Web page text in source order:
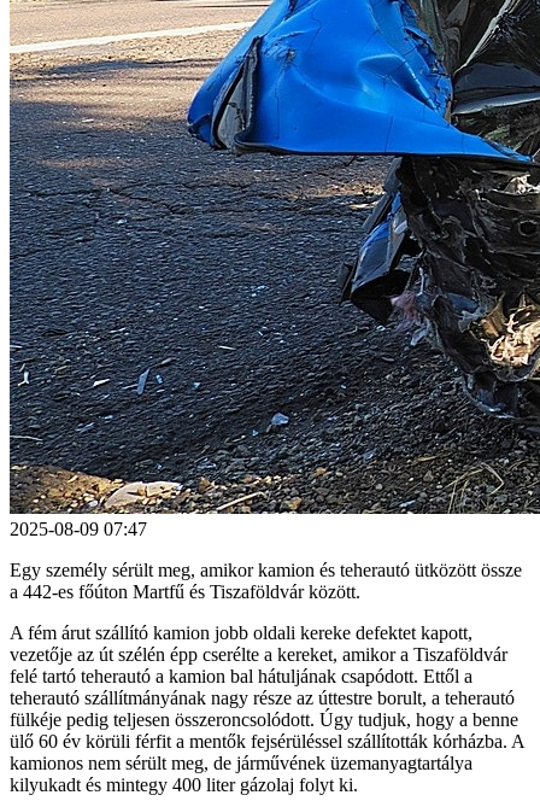
2025-08-09 07:47
Egy személy sérült meg, amikor kamion és teherautó ütközött össze
a 442-es főúton Martfű és Tiszaföldvár között.
A fém árut szállító kamion jobb oldali kereke defektet kapott,
vezetője az út szélén épp cserélte a kereket, amikor a Tiszaföldvár
felé tartó teherautó a kamion bal hátuljának csapódott. Ettől a
teherautó szállítmányának nagy része az úttestre borult, a teherautó
fülkéje pedig teljesen összeroncsolódott. Úgy tudjuk, hogy a benne
ülő 60 év körüli férfit a mentők fejsérüléssel szállították kórházba. A
kamionos nem sérült meg, de járművének üzemanyagtartálya
kilyukadt és mintegy 400 liter gázolaj folyt ki.